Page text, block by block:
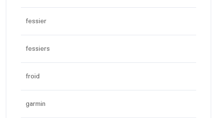
fessier
fessiers
froid
garmin